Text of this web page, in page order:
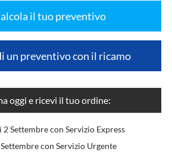
il tuo preventivo
un preventivo con il ricamo
oggi e ricevi il tuo ordine:
Settembre con Servizio Express
con Servizio Urgente